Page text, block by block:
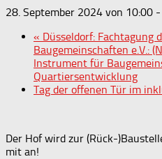
28. September 2024 von 10:00 -
« Düsseldorf: Fachtagung
Baugemeinschaften e.V.:
Instrument für
Quartiersentwicklung
Tag der offenen Tür im
Der Hof wird zur (Rück-
mit an!